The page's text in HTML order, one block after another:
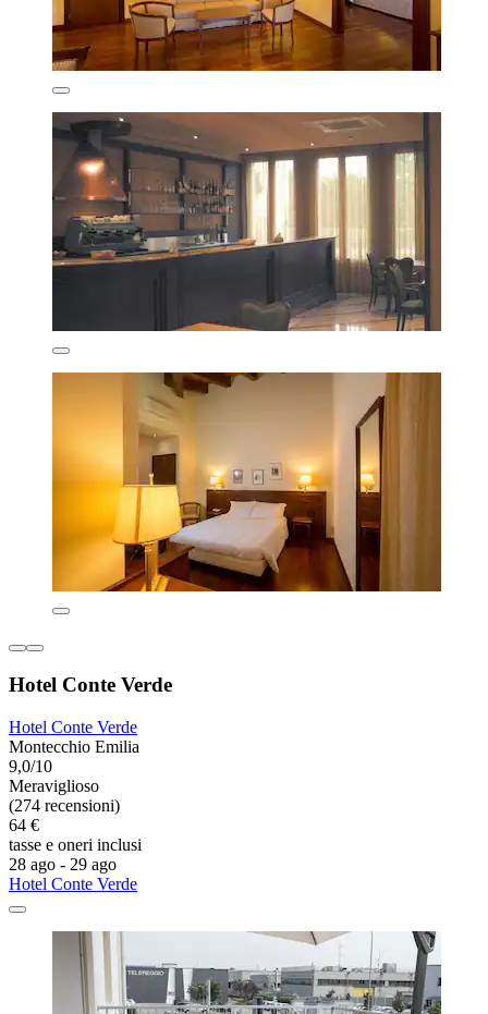
Hotel Conte Verde
Hotel Conte Verde
Montecchio Emilia
9,0/10
Meraviglioso
(274 recensioni)
64 €
tasse e oneri inclusi
28 ago - 29 ago
Hotel Conte Verde